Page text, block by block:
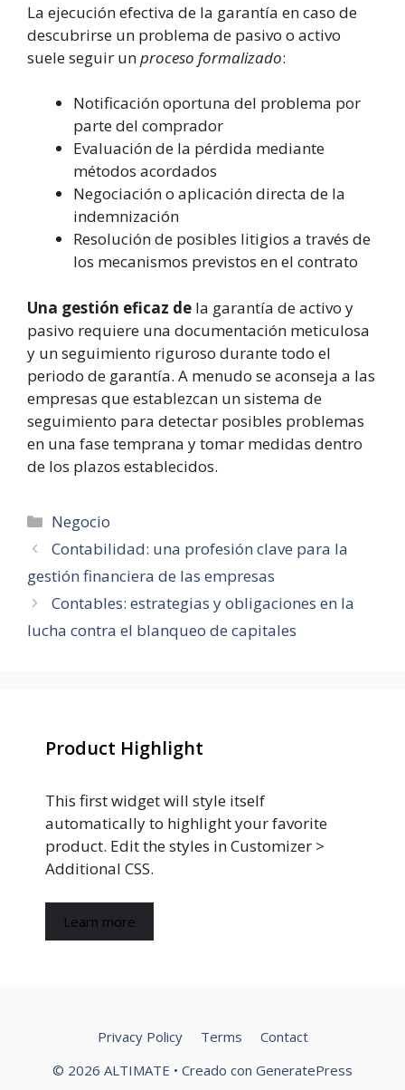
La ejecución efectiva de la garantía en caso de
descubrirse un problema de pasivo o activo
suele seguir unproceso formalizado:
Notificación oportuna del problema por
parte del comprador
Evaluación de la pérdida mediante
métodos acordados
Negociación o aplicación directa de la
indemnización
Resolución de posibles litigios a través de
los mecanismos previstos en el contrato
Una gestión eficaz de la garantía de activo y
pasivo requiere una documentación meticulosa
y un seguimiento riguroso durante todo el
periodo de garantía. A menudo se aconseja a las
empresas que establezcan un sistema de
seguimiento para detectar posibles problemas
en una fase temprana y tomar medidas dentro
de los plazos establecidos.
Categorías
Negocio
Contabilidad: una profesión clave para la
gestión financiera de las empresas
Contables: estrategias y obligaciones en la
lucha contra el blanqueo de capitales
Product Highlight
This first widget will style itself
automatically to highlight your favorite
product. Edit the styles in Customizer >
Additional CSS.
Learn more
Privacy Policy Terms
Contact
© 2026 ALTIMATE • Creado con GeneratePress